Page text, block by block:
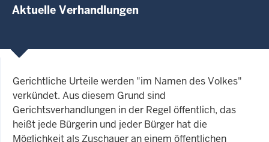
Aktuelle Verhandlungen
Gerichtliche Urteile werden "im Namen des Volkes"
verkündet. Aus diesem Grund sind
Gerichtsverhandlungen in der Regel öffentlich, das
heißt jede Bürgerin und jeder Bürger hat die
Möglichkeit als Zuschauer an einem öffentlichen